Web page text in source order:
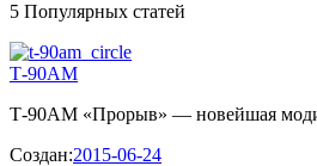
5 Популярных статей
Т-90АМ
Т-90АМ «Прорыв» — новейшая
Создан:2015-06-24